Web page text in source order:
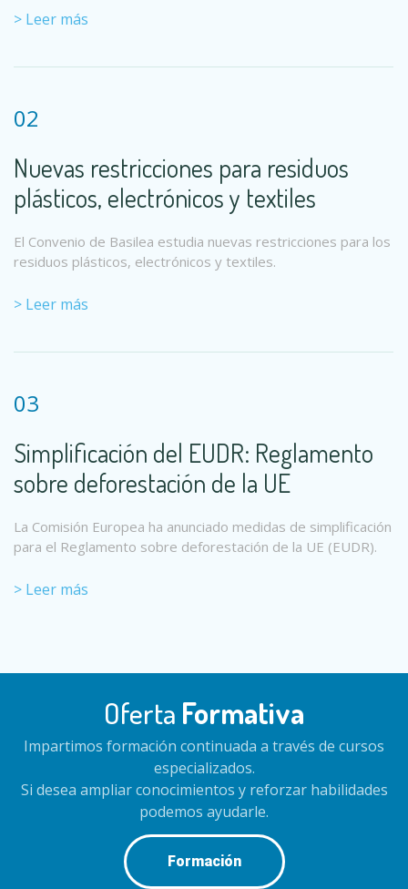
> Leer más
02
Nuevas restricciones para residuos
plásticos, electrónicos y textiles
El Convenio de Basilea estudia nuevas restricciones para los
residuos plásticos, electrónicos y textiles.
> Leer más
03
Simplificación del EUDR: Reglamento
sobre deforestación de la UE
La Comisión Europea ha anunciado medidas de simplificación
para el Reglamento sobre deforestación de la UE (EUDR).
> Leer más
Oferta Formativa
Impartimos formación continuada a través de cursos
especializados.
Si desea ampliar conocimientos y reforzar habilidades
podemos ayudarle.
Formación